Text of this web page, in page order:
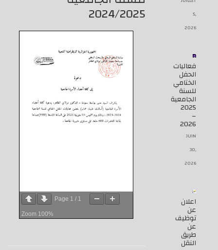
2024/2025
Page 1 / 1
Zoom 100%
5,
2026
فعاليات
الحفل
الختامي
للسنة
الجامعية
2025
–
2026
JUIN
30,
2026
اعلان
عن
توظيف
عن
طريق
النقل